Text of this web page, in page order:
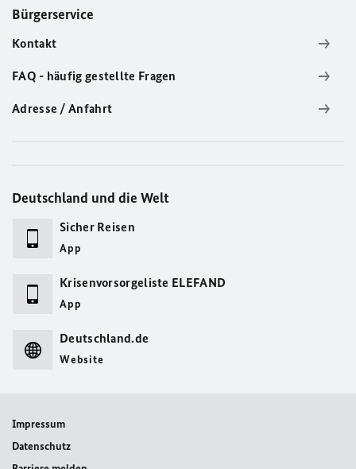
Bürgerservice
Kontakt
FAQ - häufig gestellte Fragen
Adresse / Anfahrt
Deutschland und die Welt
Sicher Reisen
App
Krisenvorsorgeliste ELEFAND
App
Deutschland.de
Website
Impressum
Datenschutz